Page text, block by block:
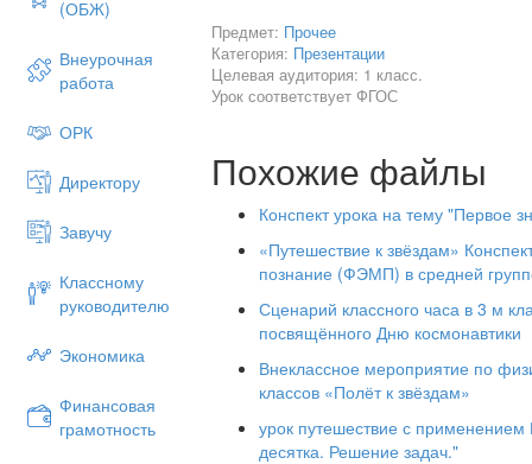
(ОБЖ)
Внеурочная
работа
ОРК
Директору
Завучу
Классному
руководителю
Экономика
Финансовая
грамотность
космос? Если жизнь на других
И тогда ученые и конструкторы
Космический корабль – это сложная
посадить в него человека технику
Предмет: Прочее
Категория: Презентации
Целевая аудитория: 1 класс.
Урок соответствует ФГОС
Похожие файлы
Конспект урока на тему "Первое
«Путешествие к звёздам»
познание (ФЭМП) в средней
Сценарий классного часа в 3 м
посвящённого Дню космонавтики
Внеклассное мероприятие по
классов «Полёт к звёздам»
урок путешествие с
десятка. Решение задач."